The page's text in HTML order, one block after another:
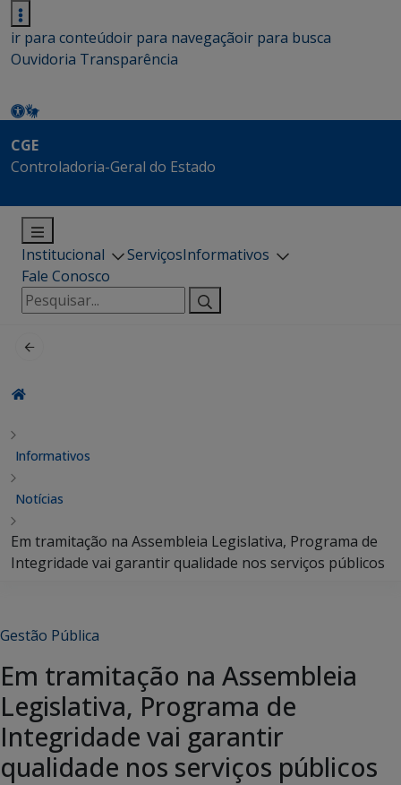
ir para conteúdoir para navegaçãoir para busca
Ouvidoria Transparência
CGE
Controladoria-Geral do Estado
Institucional ServiçosInformativos
Fale Conosco
Pesquisar
por:
Informativos
Notícias
Em tramitação na Assembleia Legislativa, Programa de
Integridade vai garantir qualidade nos serviços públicos
Gestão Pública
Em tramitação na Assembleia
Legislativa, Programa de
Integridade vai garantir
qualidade nos serviços públicos